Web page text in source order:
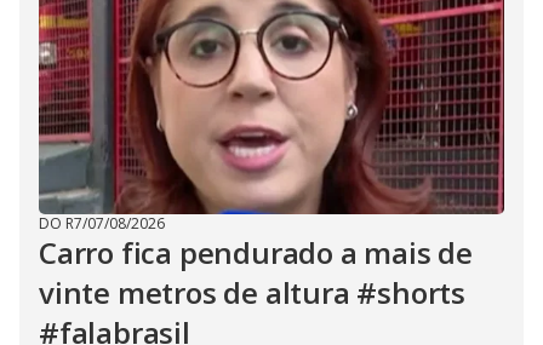
DO R7/07/08/2026
Carro fica pendurado a mais de
vinte metros de altura #shorts
#falabrasil